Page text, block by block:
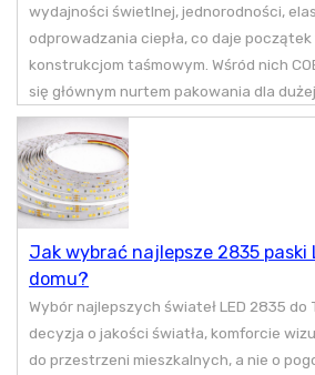
wydajności świetlnej, jednorodności,
odprowadzania ciepła, co daje
konstrukcjom taśmowym. Wśród nich
się głównym nurtem pakowania dla dużej
Jak wybrać najlepsze 2835 paski
domu?
Wybór najlepszych świateł LED 2835 do
decyzja o jakości światła, komforcie
do przestrzeni mieszkalnych, a nie o